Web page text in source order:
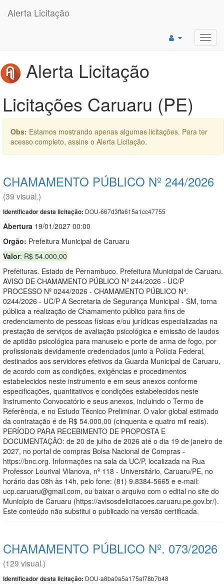
Alerta Licitação
Alerta Licitação
Licitações Caruaru (PE)
Obs: Estamos mostrando apenas algumas licitações. Para ter
acesso completo, assine o Alerta Licitação.
CHAMAMENTO PÚBLICO Nº 244/2026
(39 visual.)
Identificador desta licitação: DOU-667d3ffa615a1cc47755
Abertura 19/01/2027 00:00
Orgão: Prefeitura Municipal de Caruaru
Valor: R$ 54.000,00
Prefeituras. Estado de Pernambuco. Prefeitura Municipal de Caruaru.
AVISO DE CHAMAMENTO PÚBLICO Nº 244/2026 - UC/P
PROCESSO Nº 0244/2026 - CHAMAMENTO PÚBLICO Nº.
0244/2026 - UC/P A Secretaria de Segurança Municipal - SM, torna
pública a realização de Chamamento público para fins de
credenciamento de pessoas físicas e/ou jurídicas especializadas na
prestação de serviços de avaliação psicológica e emissão de laudos
de aptidão psicológica para manuseio e porte de arma de fogo, por
profissionais devidamente credenciados junto à Polícia Federal,
destinados aos servidores efetivos da Guarda Municipal de Caruaru,
de acordo com as condições, exigências e procedimentos
estabelecidos neste instrumento e em seus anexos conforme
especificações, quantitativos e condições estabelecidos neste
Instrumento Convocatório e seus anexos, incluindo o Termo de
Referência, e no Estudo Técnico Preliminar. O valor global estimado
da contratação é de R$ 54.000,00 (cinquenta e quatro mil reais).
PERÍODO PARA RECEBIMENTO DE PROPOSTA E
DOCUMENTAÇÃO: de 20 de julho de 2026 até o dia 19 de janeiro de
2027, no portal de compras Bolsa Nacional de Compras -
https://bnc.org. Informações na sala da UC/P, localizada na Rua
Professor Lourival Vilanova, nº 118 - Universitário, Caruaru/PE, no
horário das 08h às 14h, pelo fone: (81) 9.8384-5665 e e-mail:
ucp.caruaru@gmail.com, ou baixar o arquivo com o edital no site do
Município de Caruaru (https://avisosdelicitacoes.caruaru.pe.gov.br/).
Este conteúdo não substitui o publicado na versão certificada.
CHAMAMENTO PÚBLICO Nº. 073/2026
(129 visual.)
Identificador desta licitação: DOU-a8ba0a5a175af78b7b48